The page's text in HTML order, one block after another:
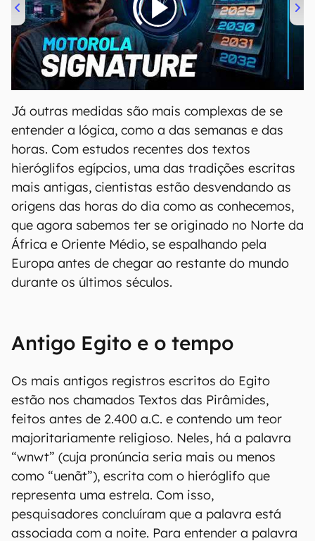
00:00/20:46
Já outras medidas são mais complexas de se
entender a lógica, como a das semanas e das
horas. Com estudos recentes dos textos
hieróglifos egípcios, uma das tradições escritas
mais antigas, cientistas estão desvendando as
origens das horas do dia como as conhecemos,
que agora sabemos ter se originado no Norte da
África e Oriente Médio, se espalhando pela
Europa antes de chegar ao restante do mundo
durante os últimos séculos.
Antigo Egito e o tempo
Os mais antigos registros escritos do Egito
estão nos chamados Textos das Pirâmides,
feitos antes de 2.400 a.C. e contendo um teor
majoritariamente religioso. Neles, há a palavra
“wnwt” (cuja pronúncia seria mais ou menos
como “uenãt”), escrita com o hieróglifo que
representa uma estrela. Com isso,
pesquisadores concluíram que a palavra está
associada com a noite. Para entender a palavra